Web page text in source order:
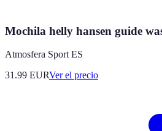
Mochila helly hansen guide
Atmosfera Sport ES
31.99 EURVer el precio